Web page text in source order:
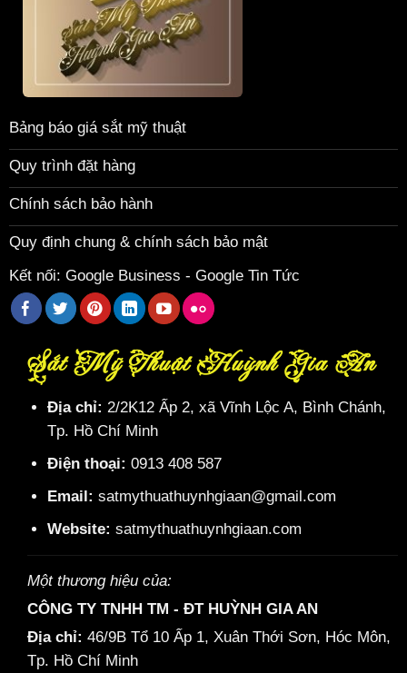
Bảng báo giá sắt mỹ thuật
Quy trình đặt hàng
Chính sách bảo hành
Quy định chung & chính sách bảo mật
Kết nối: Google Business - Google Tin Tức
Sắt Mỹ Thuật Huỳnh Gia An
Địa chỉ: 2/2K12 Ấp 2, xã Vĩnh Lộc A, Bình Chánh,
Tp. Hồ Chí Minh
Điện thoại: 0913 408 587
Email: satmythuathuynhgiaan@gmail.com
Website: satmythuathuynhgiaan.com
Một thương hiệu của:
CÔNG TY TNHH TM - ĐT HUỲNH GIA AN
Địa chỉ: 46/9B Tổ 10 Ấp 1, Xuân Thới Sơn, Hóc Môn,
Tp. Hồ Chí Minh